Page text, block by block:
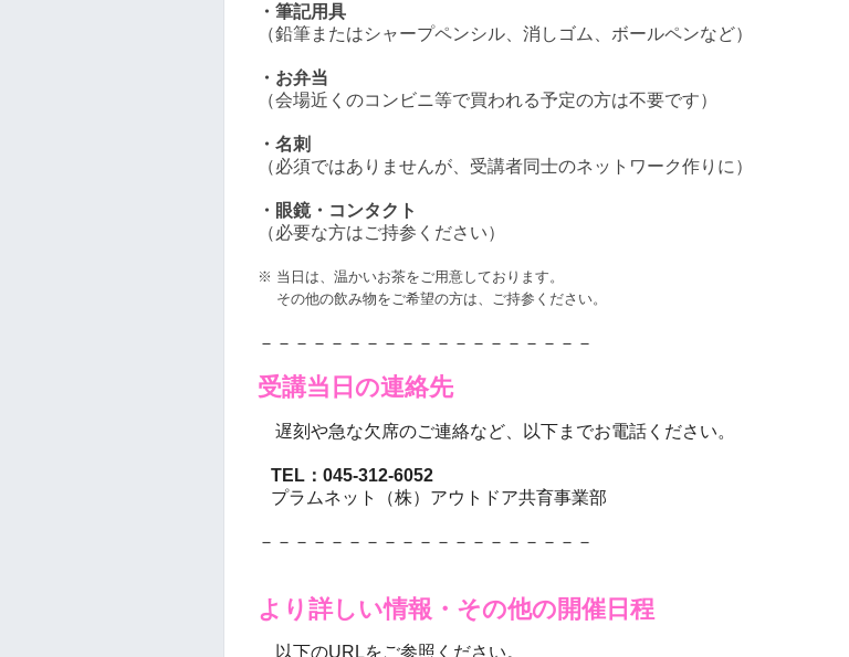
・筆記用具
（鉛筆またはシャープペンシル、消しゴム、ボールペンなど）
・お弁当
（会場近くのコンビニ等で買われる予定の方は不要です）
・名刺
（必須ではありませんが、受講者同士のネットワーク作りに）
・眼鏡・コンタクト
（必要な方はご持参ください）
※ 当日は、温かいお茶をご用意しております。
その他の飲み物をご希望の方は、ご持参ください。
－－－－－－－－－－－－－－－－－－－
受講当 日の連絡先
遅刻や急な欠席のご連絡など、以下までお電話ください。
TEL：045-312-6052
プラムネット（株）アウトドア共育事業部
－－－－－－－－－－－－－－－－－－－
より詳しい情報・その他の開催日程
以下のURLをご参照ください。